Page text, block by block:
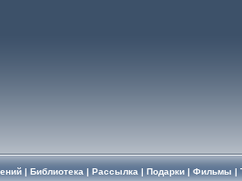
| Библиотека | Рассылка | Подарки| Фильмы |